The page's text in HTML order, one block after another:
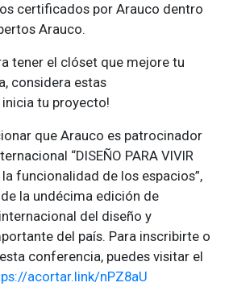
certificados por Arauco dentro
Arauco.
tener el clóset que mejore tu
considera estas
tu proyecto!
que Arauco es patrocinador
“DISEÑO PARA VIVIR
funcionalidad de los espacios”,
la undécima edición de
del diseño y
del país. Para inscribirte o
conferencia, puedes visitar el
acortar.link/nPZ8aU